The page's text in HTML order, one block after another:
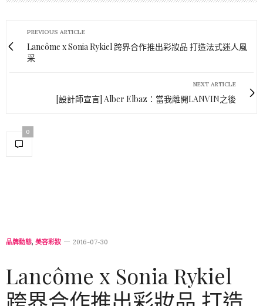
PREVIOUS ARTICLE
Lancôme x Sonia Rykiel 跨界合作推出彩妝品 打造法式迷人風
采
NEXT ARTICLE
[設計師宣言] Alber Elbaz：當我離開LANVIN之後
0
品牌動態, 美容彩妝 2016-07-30
Lancôme x Sonia Rykiel